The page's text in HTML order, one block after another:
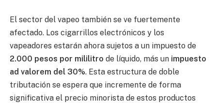
El sector del vapeo también se ve fuertemente
afectado. Los cigarrillos electrónicos y los
vapeadores estarán ahora sujetos a un impuesto de
2.000 pesos por mililitro de líquido, más un impuesto
ad valorem del 30%. Esta estructura de doble
tributación se espera que incremente de forma
significativa el precio minorista de estos productos